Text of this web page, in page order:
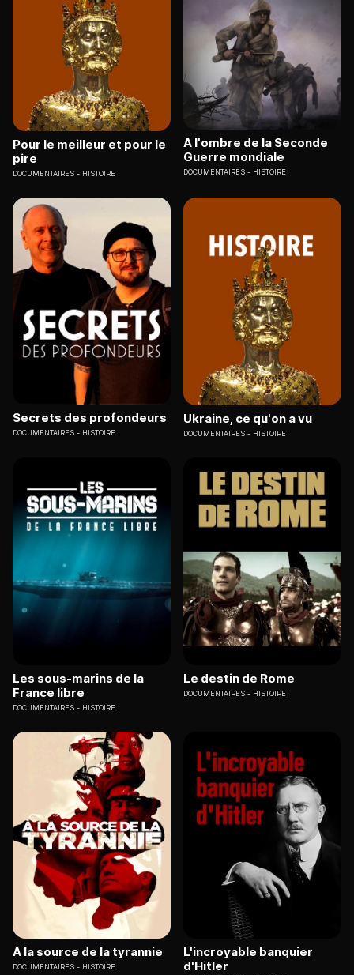
Pour le meilleur et pour le
pire
DOCUMENTAIRES HISTOIRE
A l'ombre de la Seconde
Guerre mondiale
DOCUMENTAIRES HISTOIRE
Secrets des profondeurs
DOCUMENTAIRES HISTOIRE
Ukraine, ce qu'on a vu
DOCUMENTAIRES HISTOIRE
Les sous-marins de la
France libre
DOCUMENTAIRES HISTOIRE
Le destin de Rome
DOCUMENTAIRES HISTOIRE
A la source de la tyrannie
DOCUMENTAIRES HISTOIRE
L'incroyable banquier
d'Hitler